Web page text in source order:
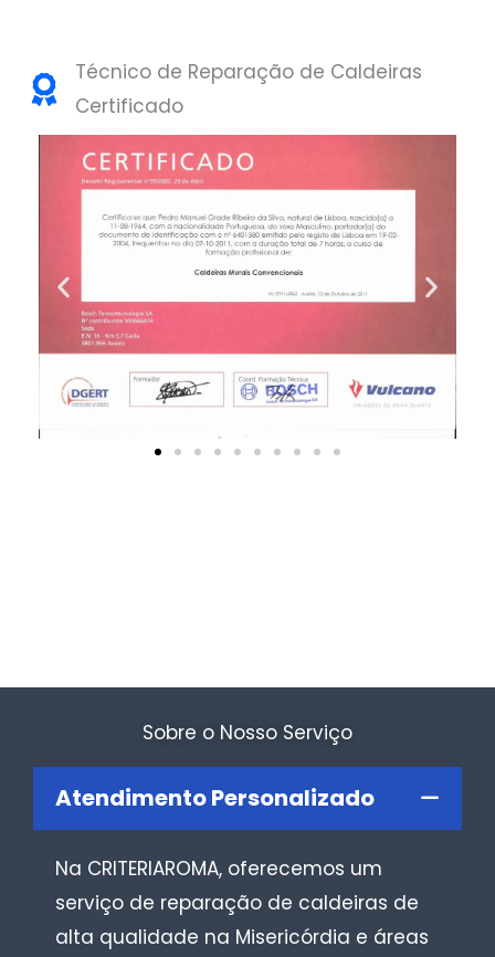
Técnico de Reparação de Caldeiras
Certificado
Sobre o Nosso Serviço
Atendimento Personalizado
Na CRITERIAROMA, oferecemos um
serviço de reparação de caldeiras de
alta qualidade na Misericórdia e áreas